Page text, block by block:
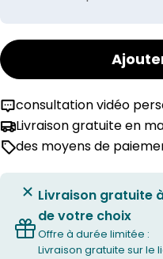
consultation vidéo
Livraison gratuite en
des moyens de
Livraison gratuite
de votre choix
Offre à durée limitée :
Livraison gratuite sur le